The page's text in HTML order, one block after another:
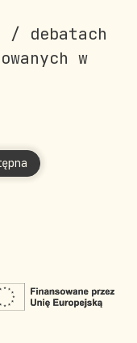
/ debatach
w
Renata
strona: